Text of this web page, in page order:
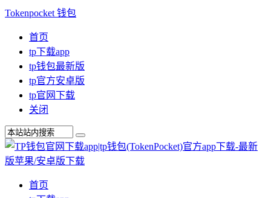
Tokenpocket 钱包
首页
tp下载app
tp钱包最新版
tp官方安卓版
tp官网下载
关闭
首页